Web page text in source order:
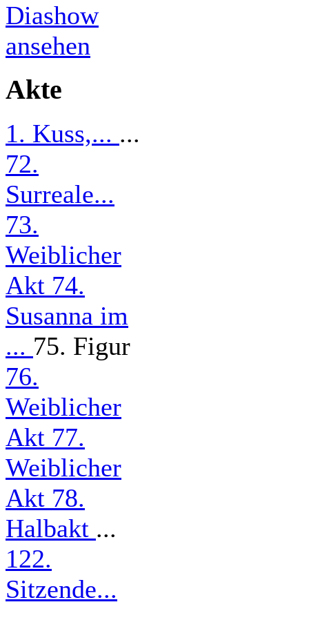
Diashow
ansehen
Akte
1. Kuss,... ...
72.
Surreale...
73.
Weiblicher
Akt 74.
Susanna im
... 75. Figur
76.
Weiblicher
Akt 77.
Weiblicher
Akt 78.
Halbakt ...
122.
Sitzende...